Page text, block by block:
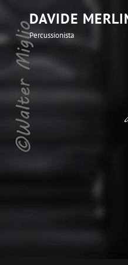
DAVIDE
Percussionista